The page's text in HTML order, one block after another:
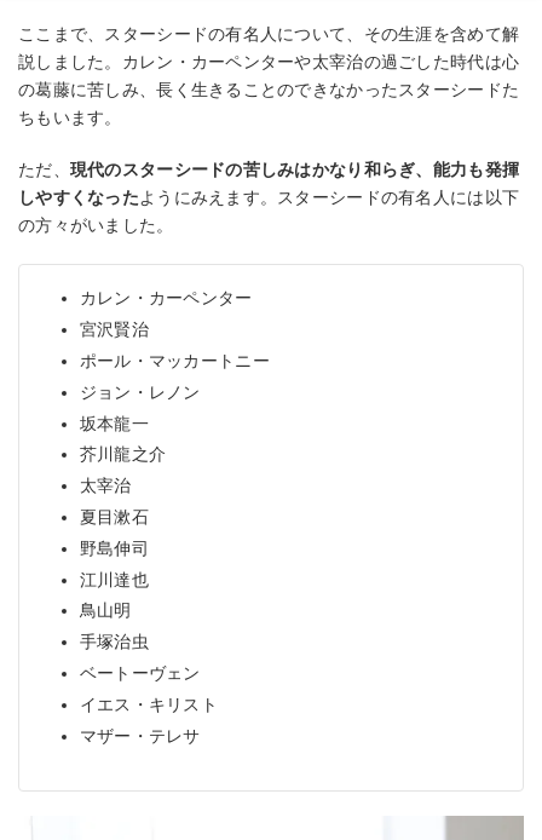
ここまで、スターシードの有名人について、その生涯を含めて解
説しました。カレン・カーペンターや太宰治の過ごした時代は心
の葛藤に苦しみ、長く生きることのできなかったスターシードた
ちもいます。
ただ、 現代のスターシードの苦しみはかなり和らぎ、能力も発揮
しやすくなったようにみえます。スターシードの有名人には以下
の方々がいました。
カレン・カーペンター
宮沢賢治
ポール・マッカートニー
ジョン・レノン
坂本龍一
芥川龍之介
太宰治
夏目漱石
野島伸司
江川達也
鳥山明
手塚治虫
ベートーヴェン
イエス・キリスト
マザー・テレサ